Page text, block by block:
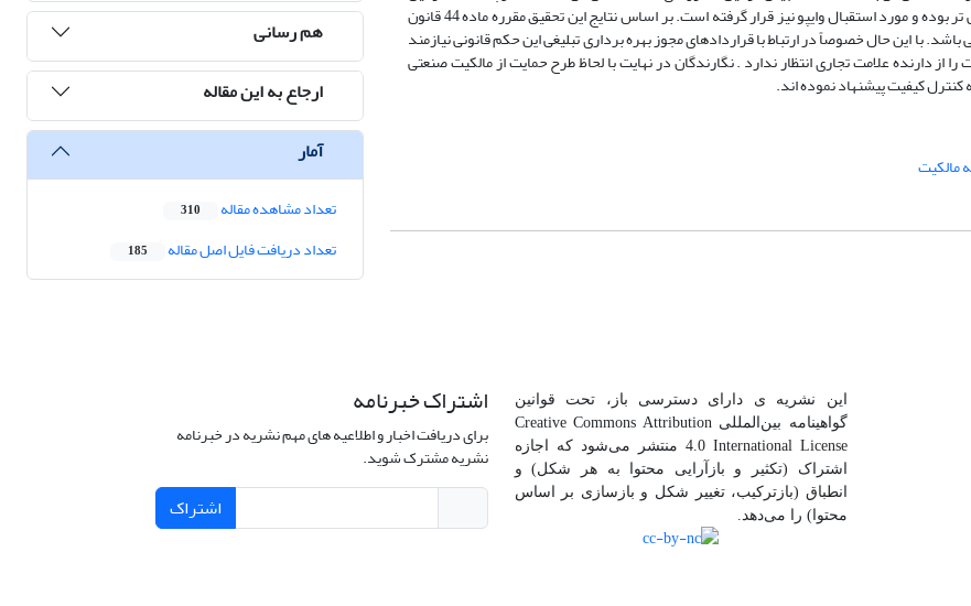
فاقد مقرره مشابهی می باشد اما موضع کشورهای اقلیت چون ایران و آمریکا منطقی تر بوده و مورد استقبال وایپو نیز قرار گرفته است. بر اساس نتایج این تحقیق مقرره ماده 44 قانون
این حال خصوصاً‌ در ارتباط با قراردادهای مجوز بهره برداری تبلیغی این حکم قانونی نیازمند
دارنده علامت تجاری انتظار ندارد . نگارندگان در نهایت با لحاظ طرح حمایت از مالکیت صنعتی
کیفیت پیشنهاد نموده اند.
مالکیت
هم رسانی
ارجاع به این مقاله
آمار
تعداد مشاهده مقاله 310
تعداد دریافت فایل اصل مقاله 185
این نشریه ی دارای دسترسی باز، تحت قوانین
گواهینامه بین‌المللی Creative Commons Attribution
4.0 International License منتشر می‌شود که اجازه
اشتراک (تکثیر و بازآرایی محتوا به هر شکل) و
انطباق (بازترکیب، تغییر شکل و بازسازی بر اساس
محتوا) را می‌دهد.
اشتراک خبرنامه
برای دریافت اخبار و اطلاعیه های مهم نشریه در خبرنامه
نشریه مشترک شوید.
اشتراک